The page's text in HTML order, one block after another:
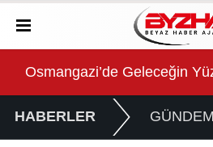
Aldı
Konya Büyükşehir Zabıtası
HABERLER GÜNDEM